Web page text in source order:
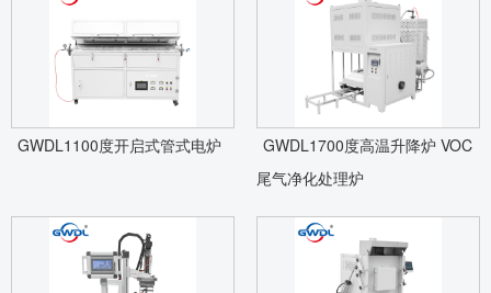
GWDL1100度开启式管式电炉
GWDL1700度高温升降炉 VOC
尾气净化处理炉